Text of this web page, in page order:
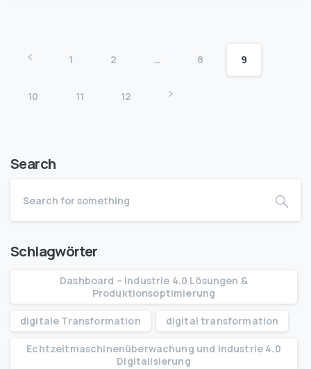
1 2 … 8 9
10 11 12
Search
Schlagwörter
Dashboard – Industrie 4.0 Lösungen &
Produktionsoptimierung
digitale Transformation digital transformation
Echtzeitmaschinenüberwachung und Industrie 4.0
Digitalisierung